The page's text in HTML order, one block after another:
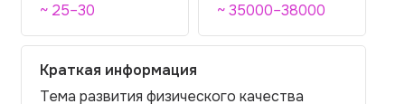
~ 25–30
~ 35000–38000
Краткая информация
Тема развития физического качества